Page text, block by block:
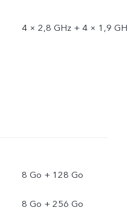
4 × 2,8 GHz + 4 × 1,9
8 Go + 128 Go
8 Go + 256 Go